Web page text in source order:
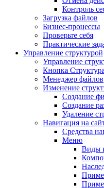
Контроль
Загрузка файлов
Бизнес-процессы
Проверьте себя
Практические
Управление структурой
Управление
Кнопка Структура
Менеджер файлов
Изменение
Создание
Создание
Удаление
Навигация на
Средства
Меню
Виды